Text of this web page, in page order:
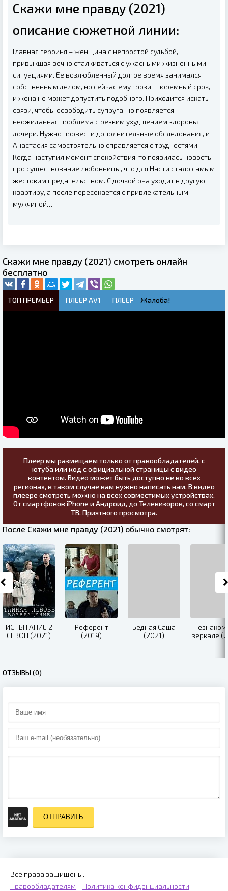
Скажи мне правду (2021)
описание сюжетной линии:
Главная героиня – женщина с непростой судьбой,
привыкшая вечно сталкиваться с ужасными жизненными
ситуациями. Ее возлюбленный долгое время занимался
собственным делом, но сейчас ему грозит тюремный срок,
и жена не может допустить подобного. Приходится искать
связи, чтобы освободить супруга, но появляется
неожиданная проблема с резким ухудшением здоровья
дочери. Нужно провести дополнительные обследования, и
Анастасия самостоятельно справляется с трудностями.
Когда наступил момент спокойствия, то появилась новость
про существование любовницы, что для Насти стало самым
жестоким предательством. С дочкой она уходит в другую
квартиру, а после пересекается с привлекательным
мужчиной…
Скажи мне правду (2021) смотреть онлайн
бесплатно
ТОП ПРЕМЬЕР ПЛЕЕР AV1 ПЛЕЕР Жалоба!
Плеер мы размещаем только от правообладателей, с
ютуба или код с официальной страницы с видео
контентом. Видео может быть доступно не во всех
регионах, в таком случае вам нужно написать нам. В видео
плеере смотреть можно на всех совместимых устройствах.
От смартфонов iPhone и Андроид, до Телевизоров, со смарт
ТВ. Приятного просмотра.
После Скажи мне правду (2021) обычно смотрят:
ИСПЫТАНИЕ 2
СЕЗОН (2021)
Референт
(2019)
Бедная Саша
(2021)
зеркале
ОТЗЫВЫ (0)
ОТПРАВИТЬ
Все права защищены.
Правообладателям
Политика конфиденциальности